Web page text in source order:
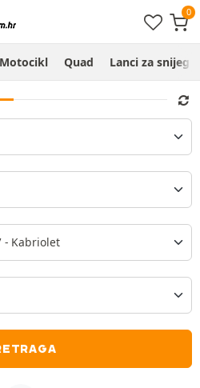
Motocikl Quad Lanci za snijeg